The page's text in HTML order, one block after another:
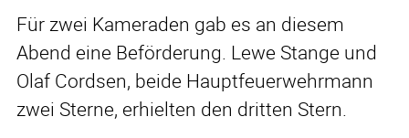
Für zwei Kameraden gab es an diesem
Abend eine Beförderung. Lewe Stange und
Olaf Cordsen, beide Hauptfeuerwehrmann
zwei Sterne, erhielten den dritten Stern.